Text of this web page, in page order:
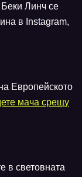
Линч се
в Instagram,
Европейското
мача срещу
в световната